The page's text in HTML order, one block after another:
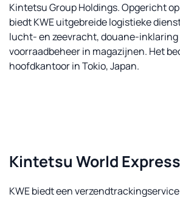
Kintetsu Group Holdings. Opgericht
biedt KWE uitgebreide logistieke
lucht- en zeevracht, douane-inklaring
voorraadbeheer in magazijnen. Het
hoofdkantoor in Tokio, Japan.
Kintetsu World
KWE biedt een